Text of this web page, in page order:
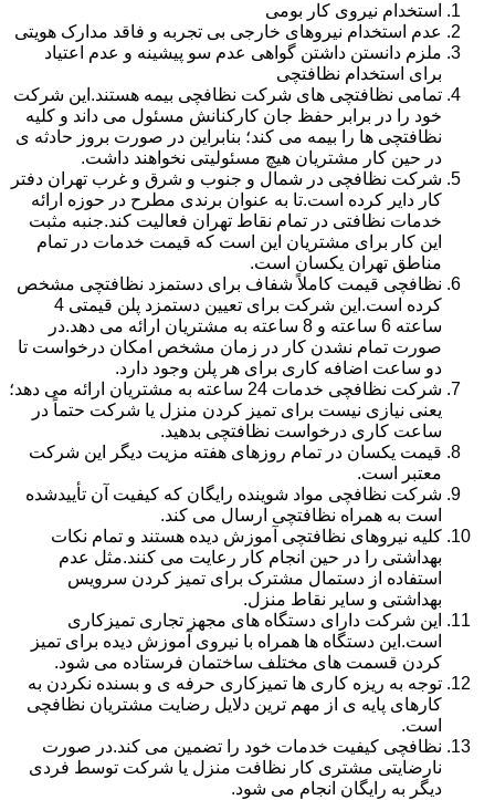
استخدام نیروی کار بومی
عدم استخدام نیروهای خارجی بی تجربه و فاقد مدارک هویتی
ملزم دانستن داشتن گواهی عدم سو پیشینه و عدم اعتیاد
برای استخدام نظافتچی
تمامی نظافتچی های شرکت نظافچی بیمه هستند.این شرکت
خود را در برابر حفظ جان کارکنانش مسئول می داند و کلیه
نظافتچی ها را بیمه می کند؛ بنابراین در صورت بروز حادثه ی
در حین کار مشتریان هیچ مسئولیتی نخواهند داشت.
شرکت نظافچی در شمال و جنوب و شرق و غرب تهران دفتر
کار دایر کرده است.تا به عنوان برندی مطرح در حوزه ارائه
خدمات نظافتی در تمام نقاط تهران فعالیت کند.جنبه مثبت
این کار برای مشتریان این است که قیمت خدمات در تمام
مناطق تهران یکسان است.
نظافچی قیمت کاملاً شفاف برای دستمزد نظافتچی مشخص
کرده است.این شرکت برای تعیین دستمزد پلن قیمتی 4
ساعته 6 ساعته و 8 ساعته به مشتریان ارائه می دهد.در
صورت تمام نشدن کار در زمان مشخص امکان درخواست تا
دو ساعت اضافه کاری برای هر پلن وجود دارد.
شرکت نظافچی خدمات 24 ساعته به مشتریان ارائه می دهد؛
یعنی نیازی نیست برای تمیز کردن منزل یا شرکت حتماً در
ساعت کاری درخواست نظافتچی بدهید.
قیمت یکسان در تمام روزهای هفته مزیت دیگر این شرکت
معتبر است.
شرکت نظافچی مواد شوینده رایگان که کیفیت آن تأییدشده
است به همراه نظافتچی ارسال می کند.
کلیه نیروهای نظافتچی آموزش دیده هستند و تمام نکات
بهداشتی را در حین انجام کار رعایت می کنند.مثل عدم
استفاده از دستمال مشترک برای تمیز کردن سرویس
بهداشتی و سایر نقاط منزل.
این شرکت دارای دستگاه های مجهز تجاری تمیزکاری
است.این دستگاه ها همراه با نیروی آموزش دیده برای تمیز
کردن قسمت های مختلف ساختمان فرستاده می شود.
توجه به ریزه کاری ها تمیزکاری حرفه ی و بسنده نکردن به
کارهای پایه ی از مهم ترین دلایل رضایت مشتریان نظافچی
است.
نظافچی کیفیت خدمات خود را تضمین می کند.در صورت
نارضایتی مشتری کار نظافت منزل یا شرکت توسط فردی
دیگر به رایگان انجام می شود.